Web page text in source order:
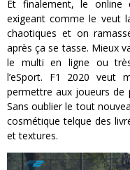
Et finalement, le
exigeant comme le veut
chaotiques et on
après ça se tasse. Mieux
le multi en ligne ou très
l’eSport. F1 2020 veut
permettre aux joueurs de
Sans oublier le tout
cosmétique telque des
et textures.